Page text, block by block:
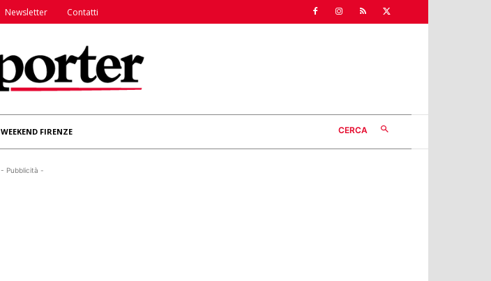
Newsletter Contatti
WEEKEND FIRENZE CERCA
- Pubblicità -